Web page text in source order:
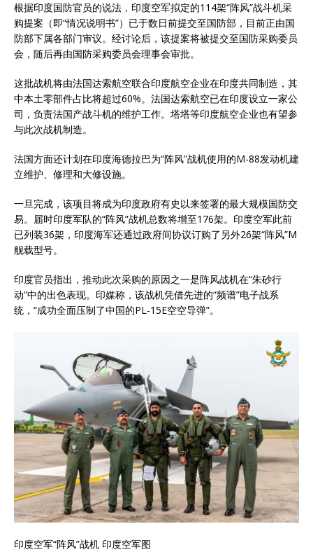
根据印度国防官员的说法，印度空军拟定的114架“阵风”战斗机采
购提案（即“情况说明书”）已于数日前提交至国防部，目前正由国
防部下属各部门审议。经讨论后，该提案将被提交至国防采购委员
会，随后再由国防采购委员会理事会审批。
这批战机将由法国达索航空联合印度航空企业在印度共同制造，其
中本土零部件占比将超过60%。法国达索航空已在印度设立一家公
司，负责法国产战斗机的维护工作。塔塔等印度航空企业也有望参
与此次战机制造。
法国方面还计划在印度海德拉巴为“阵风”战机使用的M-88发动机建
立维护、修理和大修设施。
一旦完成，该项目将成为印度政府有史以来签署的最大规模国防交
易。届时印度军队的“阵风”战机总数将增至176架。印度空军此前
已列装36架，印度海军还通过政府间协议订购了另外26架“阵风”M
舰载型号。
印度官员指出，推动此次采购的原因之一是阵风战机在“朱砂行
动”中的出色表现。印媒称，该战机凭借先进的“频谱”电子战系
统，“成功全面压制了中国的PL-15E空空导弹”。
印度空军“阵风”战机 印度空军图